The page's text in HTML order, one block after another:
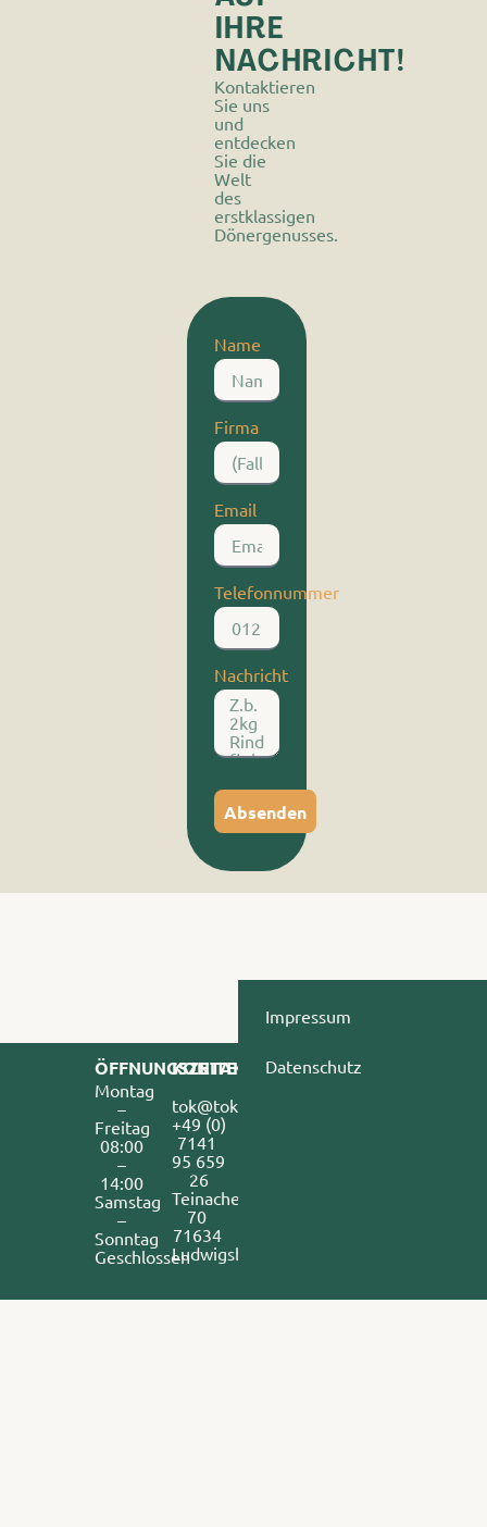
IHRE
NACHRICHT!
Kontaktieren
Sie uns
und
entdecken
Sie die
Welt
des
erstklassigen
Dönergenusses.
Name
Firma
Email
Telefonnummer
Nachricht
Absenden
ÖFFNUNGSZEITEN
Montag
–
Freitag
08:00
–
14:00
Samstag
–
Sonntag
Geschlossen
KONTAKT
tok@tokdoener.de
+49 (0)
7141
95 659
26
Teinacherstr.
70
71634
Ludwigsburg
Impressum
Datenschutz